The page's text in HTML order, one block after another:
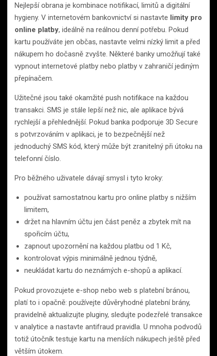
Nejlepší obrana je kombinace notifikací, limitů a digitální
hygieny. V internetovém bankovnictví si nastavte limity pro
online platby, ideálně na reálnou denní potřebu. Pokud
kartu používáte jen občas, nastavte velmi nízký limit a před
nákupem ho dočasně zvyšte. Některé banky umožňují také
vypnout internetové platby nebo platby v zahraničí jediným
přepínačem.
Užitečné jsou také okamžité push notifikace na každou
transakci. SMS je stále lepší než nic, ale aplikace bývá
rychlejší a přehlednější. Pokud banka podporuje 3D Secure
s potvrzováním v aplikaci, je to bezpečnější než
jednoduchý SMS kód, který může být zranitelný při útoku na
telefonní číslo.
Pro běžného uživatele dávají smysl i tyto kroky:
používat samostatnou kartu pro online platby s nižším
limitem,
držet na hlavním účtu jen část peněz a zbytek mít na
spořicím účtu,
zapnout upozornění na každou platbu od 1 Kč,
kontrolovat výpis minimálně jednou týdně,
neukládat kartu do neznámých e-shopů a aplikací.
Pokud provozujete e-shop nebo web s platební bránou,
platí to i opačně: používejte důvěryhodné platební brány,
pravidelně aktualizujte pluginy, sledujte podezřelé transakce
v analytice a nastavte antifraud pravidla. U mnoha podvodů
totiž útočník testuje kartu na menších nákupech ještě před
větším útokem.